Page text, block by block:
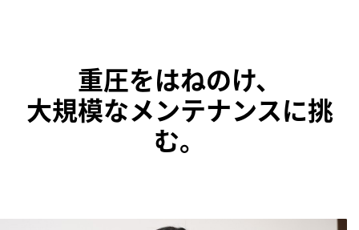
重圧をはねのけ、
大規模なメンテナンスに挑
む。